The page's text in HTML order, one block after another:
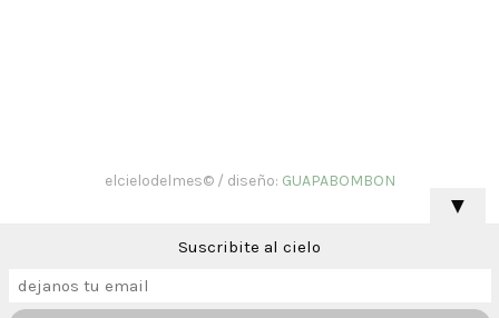
elcielodelmes© / diseño: GUAPABOMBON
▼
Suscribite al cielo